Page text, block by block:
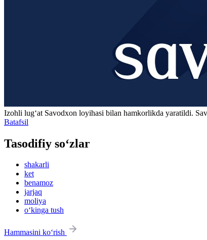
Izohli lugʻat Savodxon loyihasi bilan hamkorlikda yaratildi.
Batafsil
Tasodifiy so‘zlar
shakarli
ket
benamoz
jarjaq
moliya
o‘kinga tush
Hammasini ko‘rish